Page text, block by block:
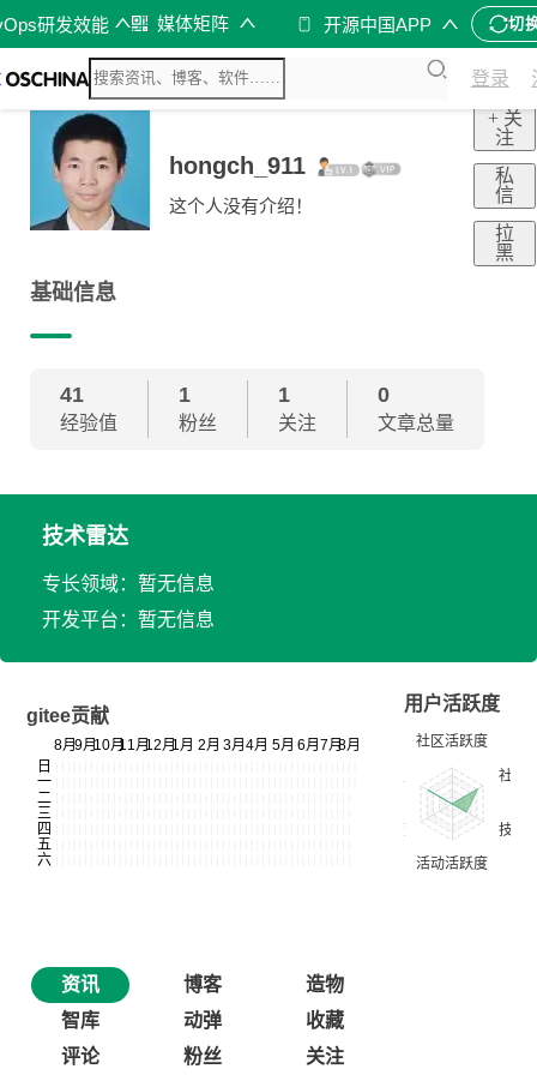
研发效能 媒体矩阵 开源中国APP 切
登录
hongch_911
这个人没有介绍！
+ 关
注
私
信
拉
黑
基础信息
41
经验值
1
粉丝
1
关注
0
文章总量
技术雷达
专长领域：暂无信息
开发平台：暂无信息
gitee贡献
用户活跃度
资讯 博客
造物
智库
动弹
收藏
评论
粉丝 关注